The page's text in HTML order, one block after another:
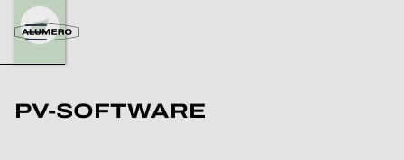
PV-SOFTWARE